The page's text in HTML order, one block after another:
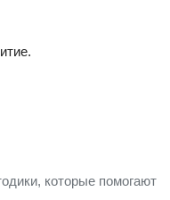
которые помогают